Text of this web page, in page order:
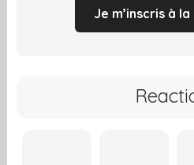
Je m’inscris à